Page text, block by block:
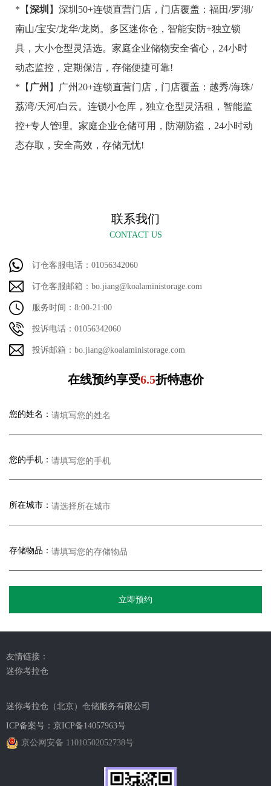
*【深圳 】深圳50+连锁直营门店，门店覆盖：福田/罗湖/
南山/宝安/龙华/龙岗。多区迷你仓，智能安防+独立锁
具，大小仓型灵活选。家庭企业储物安全省心，24小时
动态监控，定期保洁，存储便捷可靠!
*【 广州 】广州20+连锁直营门店，门店覆盖：越秀/海珠/
荔湾/天河/白云。连锁小仓库，独立仓型灵活租，智能监
控+专人管理。家庭企业仓储可用，防潮防盗，24小时动
态存取，安全高效，存储无忧!
联系我们
CONTACT US
订仓客服电话：01056342060
订仓客服邮箱：bo.jiang@koalaministorage.com
服务时间：8:00-21:00
投诉电话：01056342060
投诉邮箱：bo.jiang@koalaministorage.com
在线预约享受6.5折特惠价
您的姓名：
您的手机：
所在城市：
存储物品：
立即预约
友情链接：
迷你考拉仓
迷你考拉仓（北京）仓储服务有限公司
ICP备案号： 京ICP备14057963号
京公网安备 11010502052738号